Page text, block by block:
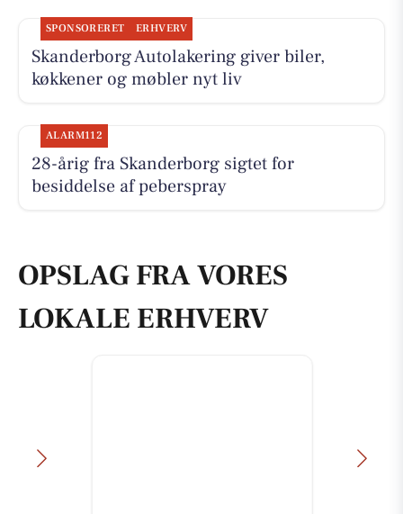
SPONSORERET ERHVERV
Skanderborg Autolakering giver biler,
køkkener og møbler nyt liv
ALARM112
28-årig fra Skanderborg sigtet for
besiddelse af peberspray
OPSLAG FRA VORES
LOKALE ERHVERV